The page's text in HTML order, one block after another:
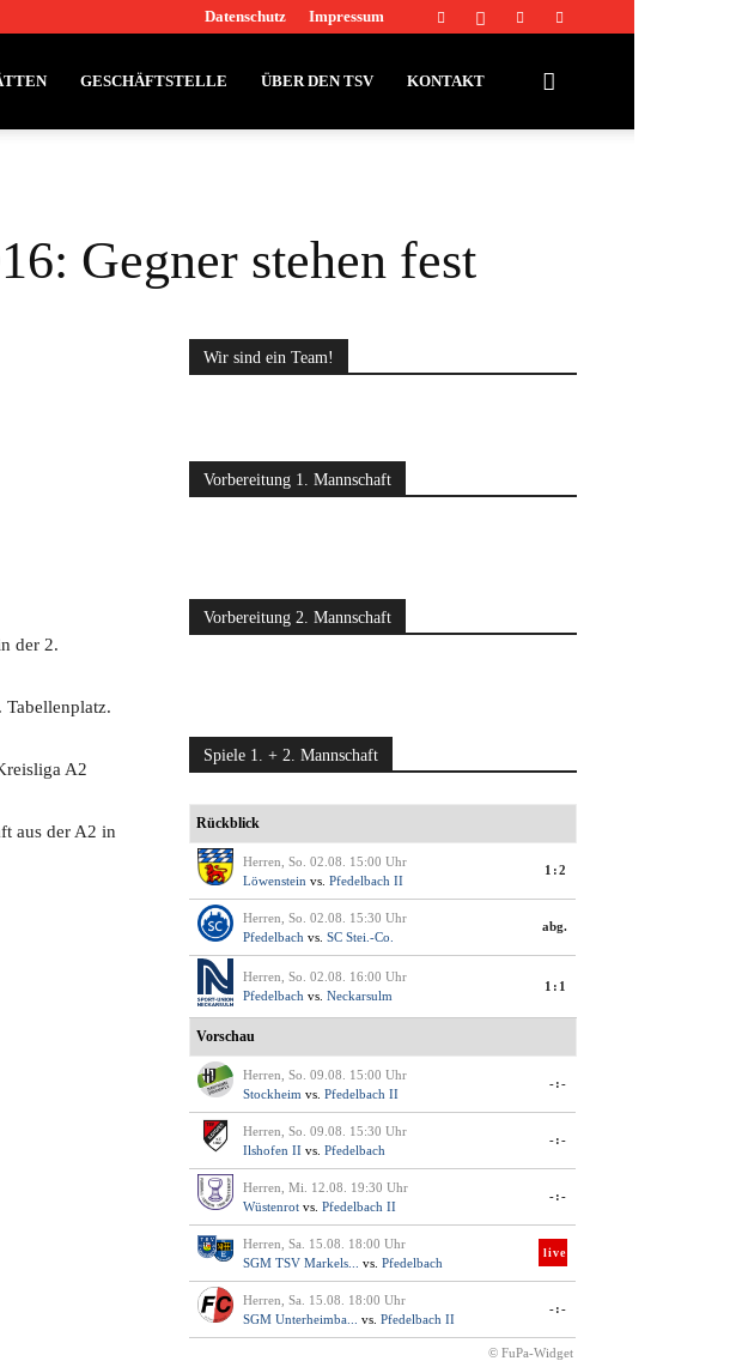
Datenschutz Impressum
GESCHÄFTSTELLE ÜBER DEN TSV KONTAKT
Gegner stehen fest
der 2.
A2
aus der A2 in
Wir sind ein Team!
Vorbereitung 1. Mannschaft
Vorbereitung 2. Mannschaft
Spiele 1. + 2. Mannschaft
Rückblick
Herren, So. 02.08. 15:00 Uhr
Löwenstein vs. Pfedelbach II
1:2
Herren, So. 02.08. 15:30 Uhr
Pfedelbach vs. SC Stei.-Co.
abg.
Herren, So. 02.08. 16:00 Uhr
Pfedelbach vs. Neckarsulm
1:1
Vorschau
Herren, So. 09.08. 15:00 Uhr
Stockheim vs. Pfedelbach II
-:-
Herren, So. 09.08. 15:30 Uhr
Ilshofen II vs. Pfedelbach
-:-
Herren, Mi. 12.08. 19:30 Uhr
Wüstenrot vs. Pfedelbach II
-:-
Herren, Sa. 15.08. 18:00 Uhr
SGM TSV Markels...
vs. Pfedelbach
live
Herren, Sa. 15.08. 18:00 Uhr
SGM Unterheimba...
vs. Pfedelbach II
-:-
© FuPa-Widget